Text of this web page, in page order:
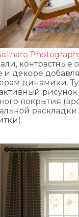
контрастные
и декоре
динамики.
рисунок
покрытия
раскладки